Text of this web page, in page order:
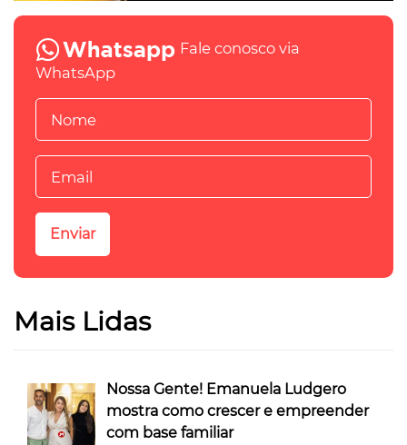
Fale conosco via
WhatsApp
Mais Lidas
Nossa Gente! Emanuela Ludgero
mostra como crescer e empreender
com base familiar